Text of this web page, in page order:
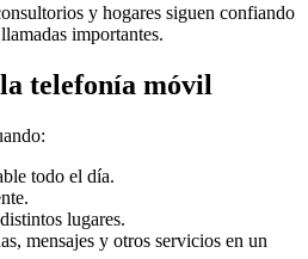
y hogares siguen confiando
importantes.
telefonía móvil
todo el día.
lugares.
mensajes y otros servicios en un